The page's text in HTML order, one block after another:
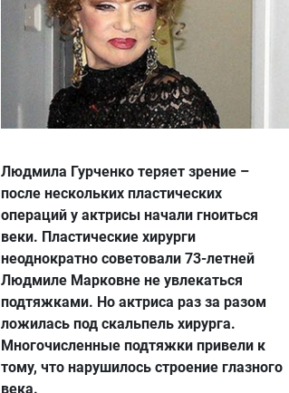
Людмила Гурченко теряет зрение –
после нескольких пластических
операций у актрисы начали гноиться
веки. Пластические хирурги
неоднократно советовали 73-летней
Людмиле Марковне не увлекаться
подтяжками. Но актриса раз за разом
ложилась под скальпель хирурга.
Многочисленные подтяжки привели к
тому, что нарушилось строение глазного
века.